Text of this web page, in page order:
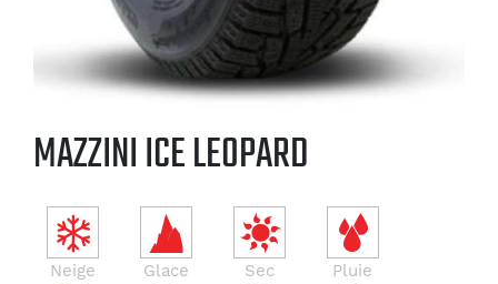
MAZZINI ICE LEOPARD
Neige Glace Sec Pluie